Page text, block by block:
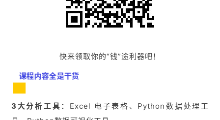
快来领取你的“钱”途利器吧！
课程内容全是干货
3大分析工具： Excel 电子表格、Python数据处理工